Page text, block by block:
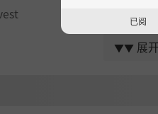
▼▼ 展
已阅